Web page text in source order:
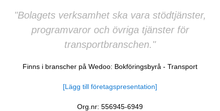
"Bolagets verksamhet ska vara stödtjänster,
programvaror och övriga tjänster för
transportbranschen."
Finns i branscher på Wedoo: Bokföringsbyrå - Transport
[Lägg till företagspresentation]
Org.nr: 556945-6949